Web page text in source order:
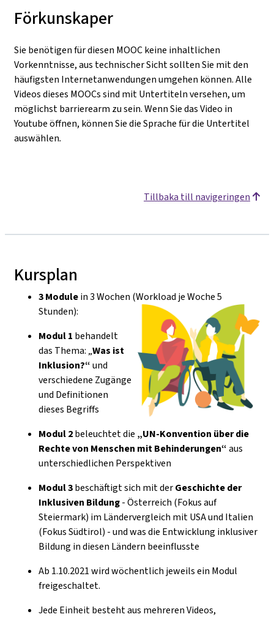
Förkunskaper
Sie benötigen für diesen MOOC keine inhaltlichen
Vorkenntnisse, aus technischer Sicht sollten Sie mit den
häufigsten Internetanwendungen umgehen können. Alle
Videos dieses MOOCs sind mit Untertiteln versehen, um
möglichst barrierearm zu sein. Wenn Sie das Video in
Youtube öffnen, können Sie die Sprache für die Untertitel
auswählen.
Tillbaka till navigeringen
Kursplan
3 Modulein 3 Wochen (Workload je Woche 5
Stunden):
Modul 1 behandelt
das Thema: „Was ist
Inklusion?“und
verschiedene Zugänge
und Definitionen
dieses Begriffs
Modul 2beleuchtet die „UN-Konvention über die
Rechte von Menschen mit Behinderungen“aus
unterschiedlichen Perspektiven
Modul 3beschäftigt sich mit derGeschichte der
Inklusiven Bildung- Österreich (Fokus auf
Steiermark) im Ländervergleich mit USA und Italien
(Fokus Südtirol) - und was die Entwicklung inklusiver
Bildung in diesen Ländern beeinflusste
Ab 1.10.2021 wird wöchentlich jeweils ein Modul
freigeschaltet.
Jede Einheit besteht aus mehreren Videos,